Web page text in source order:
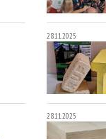
28.11.2025
28.11.2025